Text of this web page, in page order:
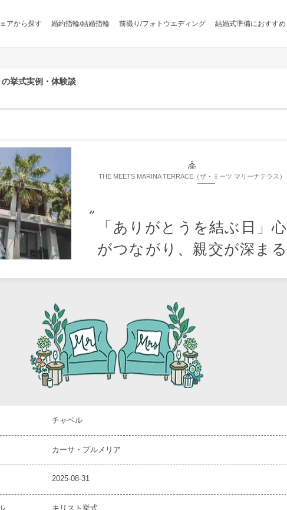
アから探す 婚約指輪/結婚指輪 前撮り/フォトウエディング 結婚式準備におすすめ
挙式実例・体験談
THE MEETS MARINA TERRACE（ザ・ミーツ マリーナテラス）
「ありがとうを結ぶ日」心
がつながり、親交が深まる
チャペル
カーサ・プルメリア
2025-08-31
キリスト挙式